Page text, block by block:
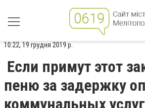
10:22, 19 грудня 2019 р.
Если примут этот
пеню за задержку
коммунальных